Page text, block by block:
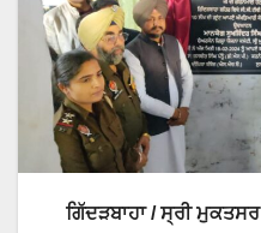
ਗਿੱਦੜਬਾਹਾ / ਸ੍ਰੀ ਮੁਕਤਸਰ